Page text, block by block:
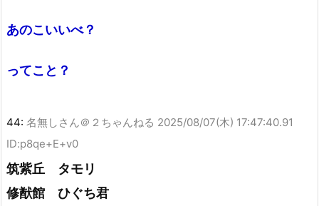
あのこいいべ？
ってこと？
44: 名無しさん＠２ちゃんねる 2025/08/07(木) 17:47:40.91
ID:p8qe+E+v0
筑紫丘 タモリ
修猷館 ひぐち君